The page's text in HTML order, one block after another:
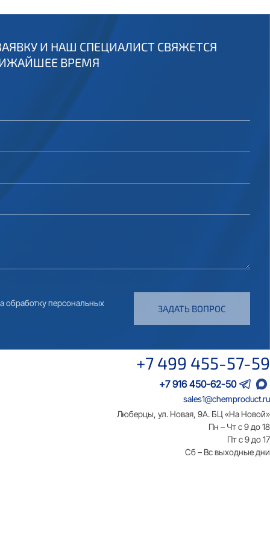
И НАШ СПЕЦИАЛИСТ СВЯЖЕТСЯ
ВРЕМЯ
обработку персональных
ЗАДАТЬ ВОПРОС
+7 499 455-57-59
+7 916 450-62-50
sales1@chemproduct.ru
Люберцы, ул. Новая, 9А. БЦ «На Новой»
Пн – Чт с 9 до 18
Пт с 9 до 17
Сб – Вс выходные дни